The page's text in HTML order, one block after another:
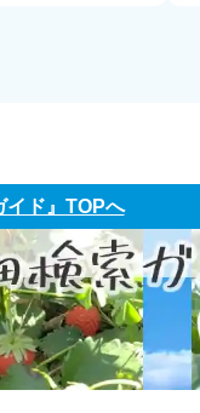
イド』TOPへ